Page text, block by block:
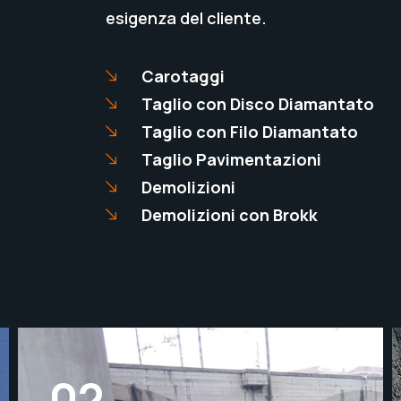
esigenza del cliente.
Carotaggi
Taglio con Disco Diamantato
Taglio con Filo Diamantato
Taglio Pavimentazioni
Demolizioni
Demolizioni con Brokk